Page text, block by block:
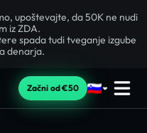
upoštevajte, da 50K ne nudi
iz ZDA.
spada tudi tveganje izgube
denarja.
Začni od €50